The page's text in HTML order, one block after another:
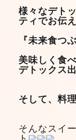
様々なデト
ティでお伝
『未来食つ
美味しく食
デトックス
そして、料
そんなスイ